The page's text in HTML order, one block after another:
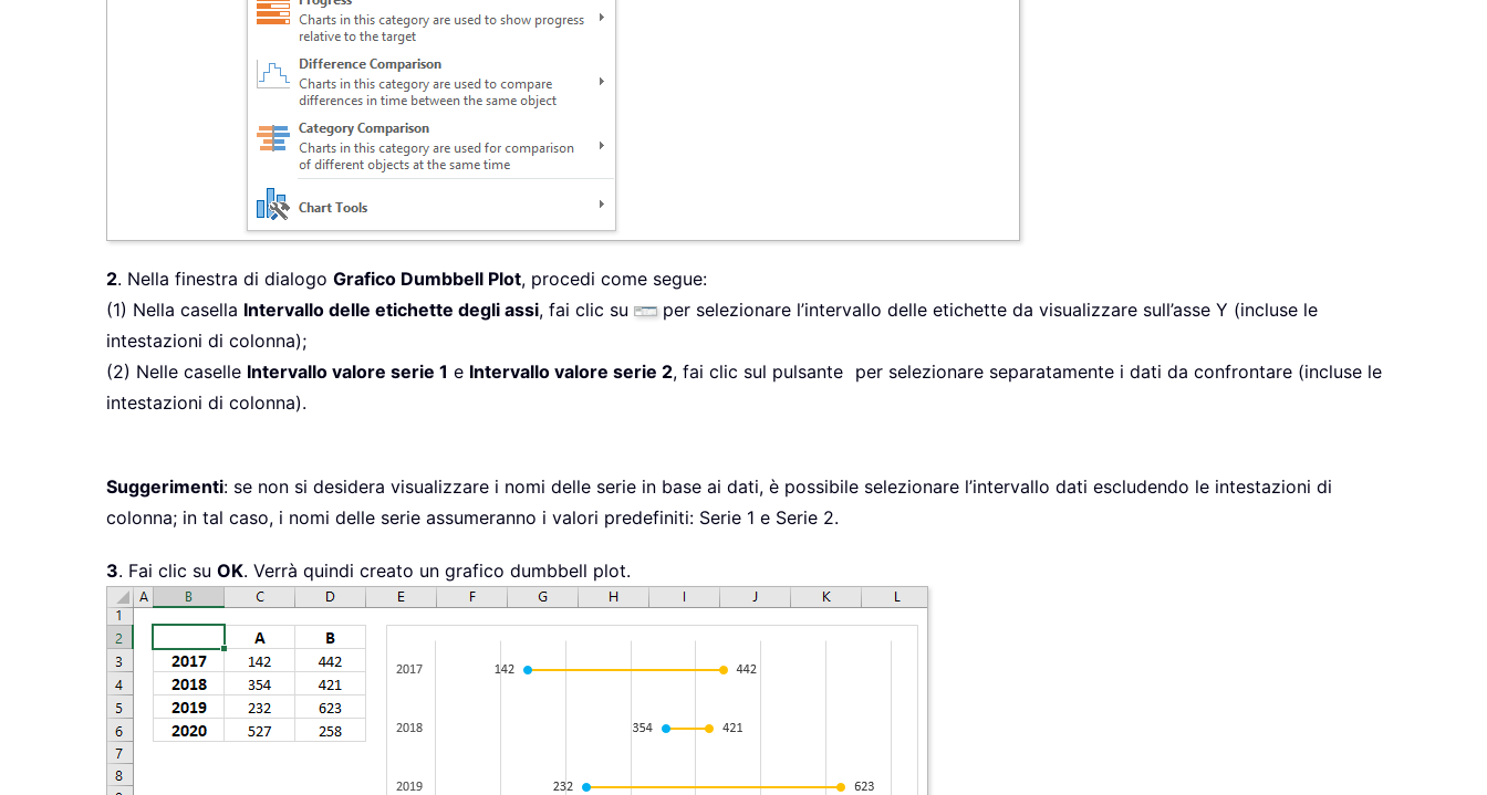
2. Nella finestra di dialogo Grafico Dumbbell Plot, procedi come segue:
(1) Nella casella Intervallo delle etichette degli assi, fai clic su
per selezionare l’intervallo delle etichette da visualizzare sull’asse Y (incluse le
intestazioni di colonna);
(2) Nelle caselle Intervallo valore serie 1 e Intervallo valore serie 2, fai clic sul pulsante per selezionare separatamente i dati da confrontare (incluse le
intestazioni di colonna).
Suggerimenti: se non si desidera visualizzare i nomi delle serie in base ai dati, è possibile selezionare l’intervallo dati escludendo le intestazioni di
colonna; in tal caso, i nomi delle serie assumeranno i valori predefiniti: Serie 1 e Serie 2.
3. Fai clic su OK. Verrà quindi creato un grafico dumbbell plot.